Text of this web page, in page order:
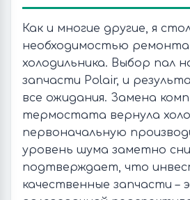
Как и многие другие, я
необходимостью ремонта
холодильника. Выбор пал
запчасти Polair, и
все ожидания. Замена
термостата вернула
первоначальную
уровень шума заметно
подтверждает, что
качественные запчасти –